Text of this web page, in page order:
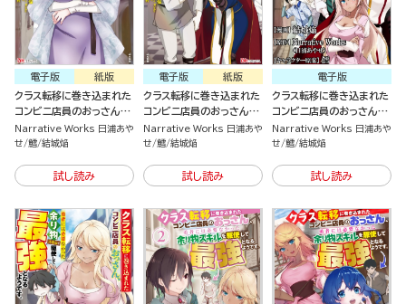
紙版
電子版
クラス転移に巻き込まれた
コンビニ店員のおっさん、
勇者には必要なかった余り
物スキルを駆使して最強と
Narrative Works 日浦あや
せ 鱈 結城焔
試し読み
紙版
電子版
クラス転移に巻き込まれた
コンビニ店員のおっさん、
勇者には必要なかった余り
物スキルを駆使して最強と
Narrative Works 日浦あや
せ 鱈 結城焔
試し読み
電子版
クラス転移に巻き込まれた
コンビニ店員のおっさん、
勇者には必要なかった余り
物スキルを駆使して最強と
Narrative Works 日浦あや
せ 鱈 結城焔
試し読み